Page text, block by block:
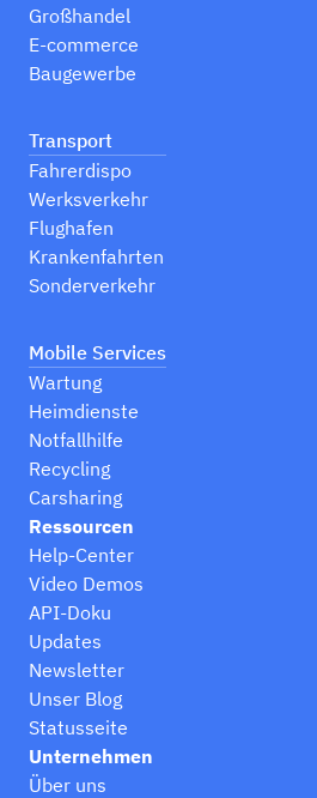
Großhandel
E-commerce
Baugewerbe
Transport
Fahrerdispo
Werksverkehr
Flughafen
Krankenfahrten
Sonderverkehr
Mobile Services
Wartung
Heimdienste
Notfallhilfe
Recycling
Carsharing
Ressourcen
Help-Center
Video Demos
API-Doku
Updates
Newsletter
Unser Blog
Statusseite
Unternehmen
Über uns